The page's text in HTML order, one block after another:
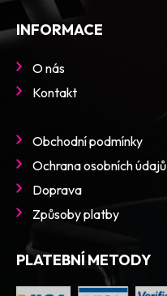
INFORMACE
O nás
Kontakt
Obchodní podmínky
Ochrana osobních údajů
Doprava
Způsoby platby
PLATEBNÍ METODY